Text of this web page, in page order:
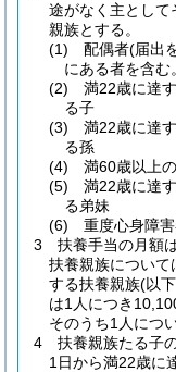
途がなく主として
親族とする。
(1)
配偶者(届出
にある者を含む
(2)
満22歳に達
る子
(3)
満22歳に達
る孫
(4)
満60歳以上
(5)
満22歳に達
る弟妹
(6)
重度心身障
3
扶養手当の月額は
扶養親族について
する扶養親族(以
は1人につき
そのうち1人につ
4
扶養親族たる子
1日から満22歳に